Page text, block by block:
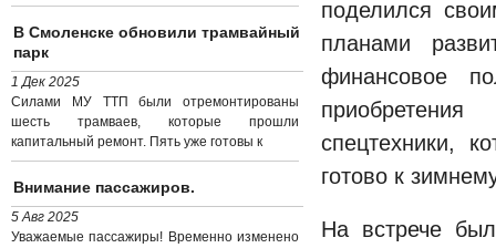
поделился
планами
финансовое
спецтехники,
готово к
На встрече
В Смоленске обновили трамвайный
парк
1 Дек 2025
Силами МУ ТТП были отремонтированы
шесть трамваев, которые прошли
капитальный ремонт. Пять уже готовы к
Внимание пассажиров.
5 Авг 2025
Уважаемые пассажиры! Временно изменено